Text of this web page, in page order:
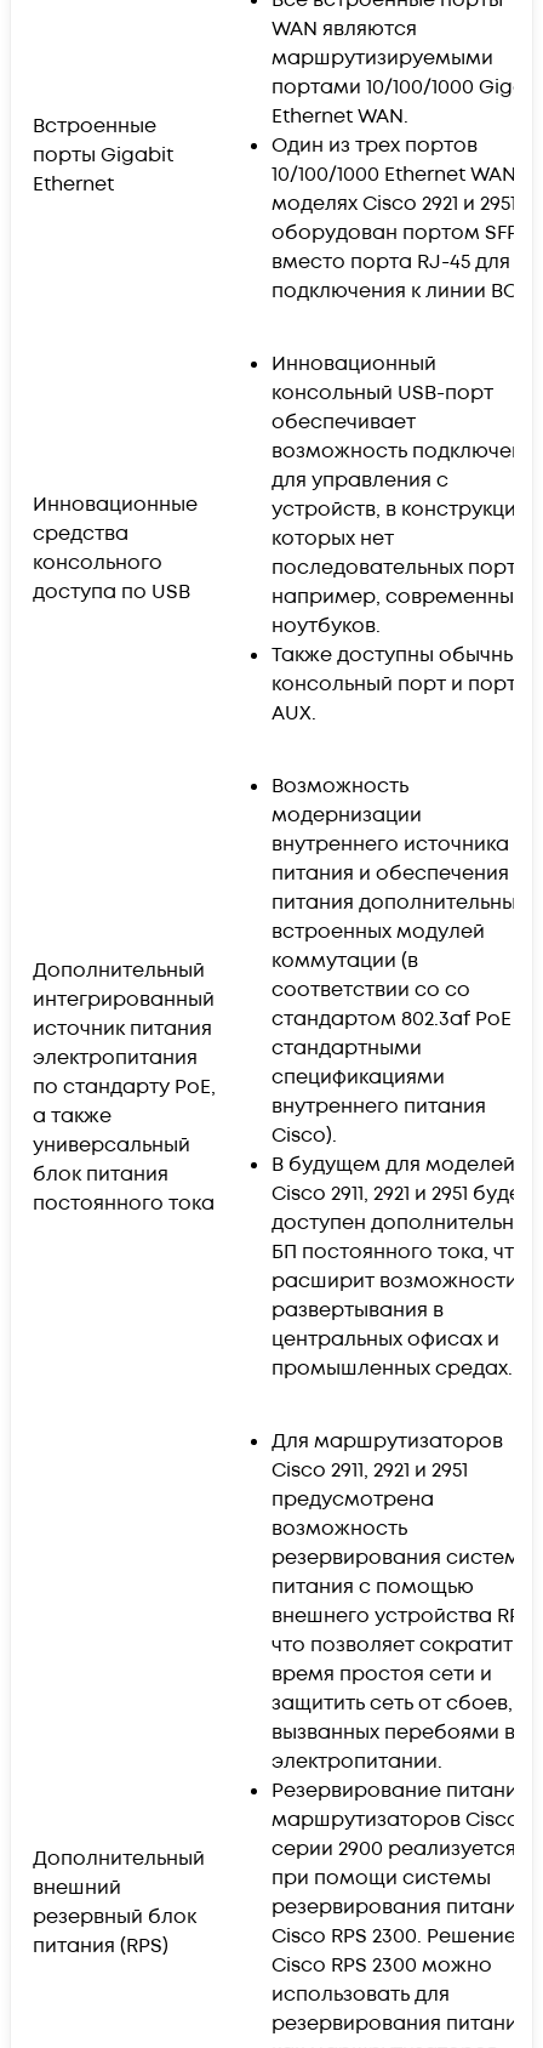
Встроенные
порты Gigabit
Ethernet
WAN являются
маршрутизируемыми
портами 10/100/1000
Ethernet WAN.
Один из трех портов
10/100/1000 Ethernet WAN в
моделях Cisco 2921 и 2951
оборудован портом SFP
вместо порта RJ-45 для
подключения к линии
Инновационные
средства
консольного
доступа по USB
Инновационный
консольный USB-порт
обеспечивает
возможность
для управления с
устройств, в конструкции
которых нет
последовательных
например, современных
ноутбуков.
Также доступны обычный
консольный порт и порт
AUX.
Дополнительный
интегрированный
источник питания
электропитания
по стандарту PoE,
а также
универсальный
блок питания
постоянного тока
Возможность
модернизации
внутреннего источника
питания и обеспечения
питания дополнительных
встроенных модулей
коммутации (в
соответствии со со
стандартом 802.3af PoE и
стандартными
спецификациями
внутреннего питания
Cisco).
В будущем для моделей
Cisco 2911, 2921 и 2951 будет
доступен дополнительный
БП постоянного тока, что
расширит возможности
развертывания в
центральных офисах и
промышленных средах.
Дополнительный
внешний
резервный блок
питания (RPS)
Для маршрутизаторов
Cisco 2911, 2921 и 2951
предусмотрена
возможность
резервирования системы
питания с помощью
внешнего устройства RPS,
что позволяет сократить
время простоя сети и
защитить сеть от сбоев,
вызванных перебоями в
электропитании.
Резервирование питания
маршрутизаторов Cisco
серии 2900 реализуется
при помощи системы
резервирования питания
Cisco RPS 2300. Решение
Cisco RPS 2300 можно
использовать для
резервирования питания